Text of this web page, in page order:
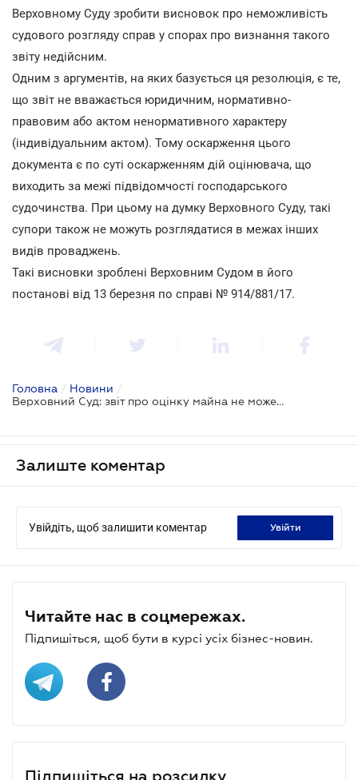
Верховному Суду зробити висновок про неможливість
судового розгляду справ у спорах про визнання такого
звіту недійсним.
Одним з аргументів, на яких базується ця резолюція, є те,
що звіт не вважається юридичним, нормативно-
правовим або актом ненормативного характеру
(індивідуальним актом). Тому оскарження цього
документа є по суті оскарженням дій оцінювача, що
виходить за межі підвідомчості господарського
судочинства. При цьому на думку Верховного Суду, такі
супори також не можуть розглядатися в межах інших
видів проваджень.
Такі висновки зроблені Верховним Судом в його
постанові від 13 березня по справі № 914/881/17.
Головна / Новини /
Верховний Суд: звіт про оцінку майна не може оспорюватися в судовому порядку
Залиште коментар
Увійдіть, щоб залишити коментар увійти
Читайте нас в соцмережах.
Підпишіться, щоб бути в курсі усіх бізнес-новин.
Підпишіться на розсилку